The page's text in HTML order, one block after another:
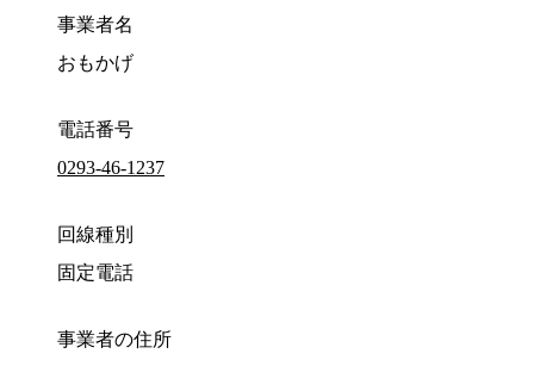
事業者名
おもかげ
電話番号
0293-46-1237
回線種別
固定電話
事業者の住所